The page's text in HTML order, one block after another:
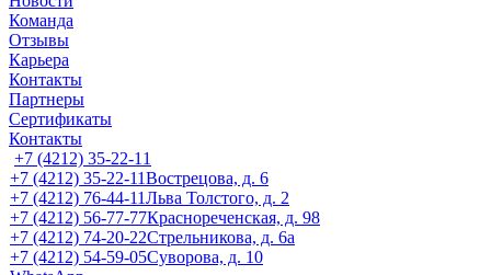
Команда
Отзывы
Карьера
Контакты
Партнеры
Сертификаты
Контакты
+7 (4212) 35-22-11
+7 (4212) 35-22-11Вострецова, д. 6
+7 (4212) 76-44-11Льва Толстого, д. 2
+7 (4212) 56-77-77Краснореченская, д. 98
+7 (4212) 74-20-22Стрельникова, д. 6а
+7 (4212) 54-59-05Суворова, д. 10